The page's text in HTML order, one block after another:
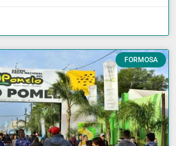
FORMOSA